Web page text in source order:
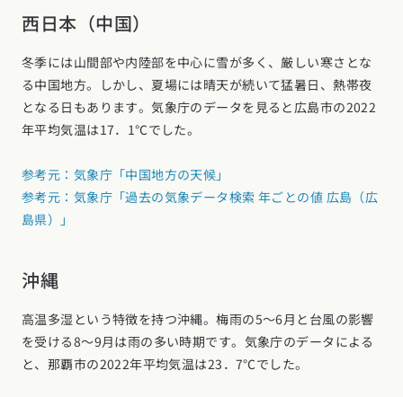
西日本（中国）
冬季には山間部や内陸部を中心に雪が多く、厳しい寒さとな
る中国地方。しかし、夏場には晴天が続いて猛暑日、熱帯夜
となる日もあります。気象庁のデータを見ると広島市の2022
年平均気温は17．1℃でした。
参考元：気象庁「中国地方の天候」
参考元：気象庁「過去の気象データ検索 年ごとの値 広島（広
島県）」
沖縄
高温多湿という特徴を持つ沖縄。梅雨の5～6月と台風の影響
を受ける8～9月は雨の多い時期です。気象庁のデータによる
と、那覇市の2022年平均気温は23．7℃でした。